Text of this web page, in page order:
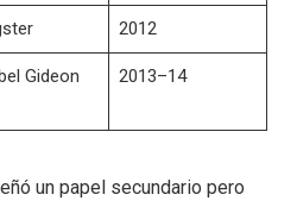
2012
Gideon
2013–14
un papel secundario pero